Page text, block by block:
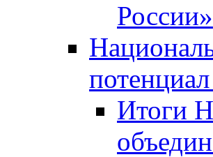
России»
Итоги